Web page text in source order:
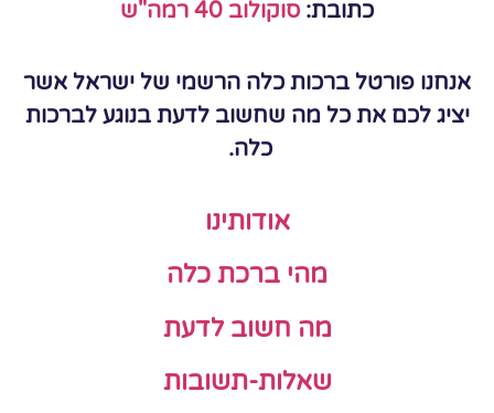
כתובת: סוקולוב 40 רמה"ש
אנחנו פורטל ברכות כלה הרשמי של ישראל אשר
יציג לכם את כל מה שחשוב לדעת בנוגע לברכות
כלה.
אודותינו
מהי ברכת כלה
מה חשוב לדעת
שאלות-תשובות